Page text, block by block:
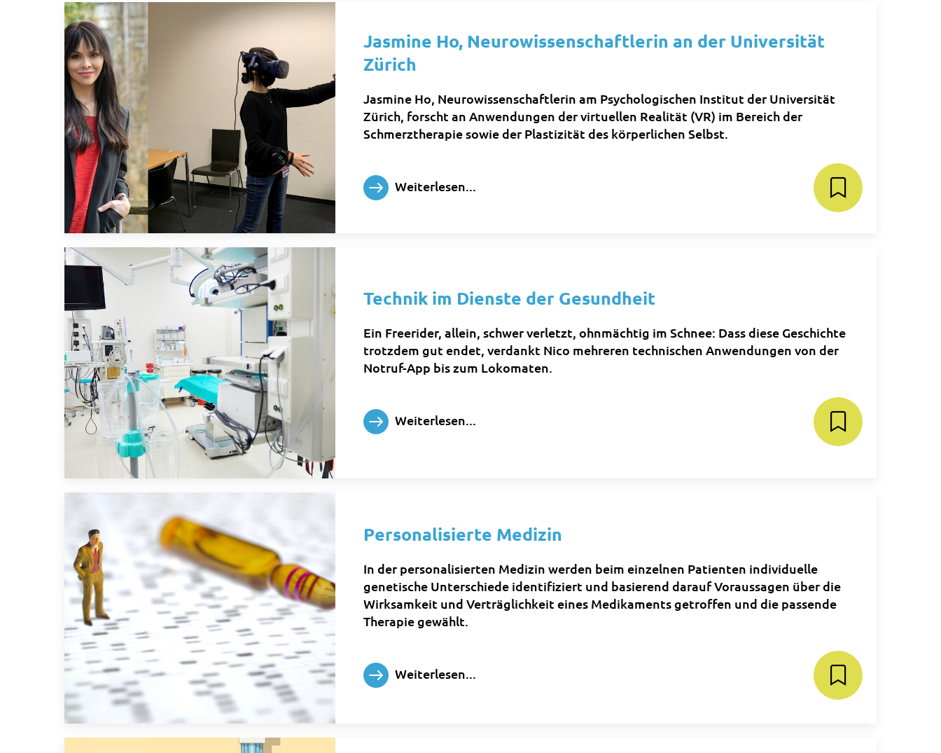
Jasmine Ho, Neurowissenschaftlerin an der Universität
Zürich
Jasmine Ho, Neurowissenschaftlerin am Psychologischen Institut der Universität
Zürich, forscht an Anwendungen der virtuellen Realität (VR) im Bereich der
Schmerztherapie sowie der Plastizität des körperlichen Selbst.
Weiterlesen...
Technik im Dienste der Gesundheit
Ein Freerider, allein, schwer verletzt, ohnmächtig im Schnee: Dass diese Geschichte
trotzdem gut endet, verdankt Nico mehreren technischen Anwendungen von der
Notruf-App bis zum Lokomaten.
Weiterlesen...
Personalisierte Medizin
In der personalisierten Medizin werden beim einzelnen Patienten individuelle
genetische Unterschiede identifiziert und basierend darauf Voraussagen über die
Wirksamkeit und Verträglichkeit eines Medikaments getroffen und die passende
Therapie gewählt.
Weiterlesen...